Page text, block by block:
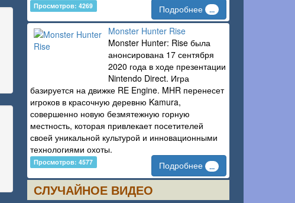
Просмотров: 4269 Подробнее ...
Monster Hunter Rise
Monster Hunter: Rise была
анонсирована 17 сентября
2020 года в ходе презентации
Nintendo Direct. Игра
базируется на движке RE Engine. MHR перенесет
игроков в красочную деревню Kamura,
совершенно новую безмятежную горную
местность, которая привлекает посетителей
своей уникальной культурой и инновационными
технологиями охоты.
Просмотров: 4577 Подробнее ...
СЛУЧАЙНОЕ ВИДЕО